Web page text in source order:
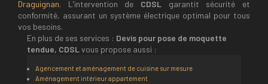
Draguignan. L'intervention de CDSL garantit sécurité et
conformité, assurant un système électrique optimal pour tous
vos besoins.
En plus de ses services : Devis pour pose de moquette
tendue, CDSL vous propose aussi :
Agencement et aménagement de cuisine sur mesure
Aménagement intérieur appartement